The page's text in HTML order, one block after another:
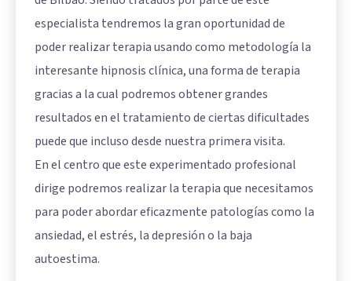
especialista tendremos la gran oportunidad de
poder realizar terapia usando como metodología la
interesante hipnosis clínica, una forma de terapia
gracias a la cual podremos obtener grandes
resultados en el tratamiento de ciertas dificultades
puede que incluso desde nuestra primera visita.
En el centro que este experimentado profesional
dirige podremos realizar la terapia que necesitamos
para poder abordar eficazmente patologías como la
ansiedad, el estrés, la depresión o la baja
autoestima.